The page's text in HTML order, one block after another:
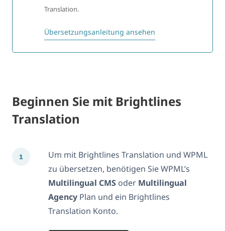
Translation.
Übersetzungsanleitung ansehen
Beginnen Sie mit Brightlines
Translation
Um mit Brightlines Translation und WPML
zu übersetzen, benötigen Sie WPML’s
Multilingual CMS oder Multilingual
Agency Plan und ein Brightlines
Translation Konto.